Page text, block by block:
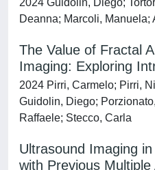
2024 Guidolin, Diego;
Deanna; Marcoli, Manuela;
The Value of Fractal
Imaging: Exploring
2024 Pirri, Carmelo; Pirri,
Guidolin, Diego;
Raffaele; Stecco, Carla
Ultrasound Imaging
with Previous Multiple